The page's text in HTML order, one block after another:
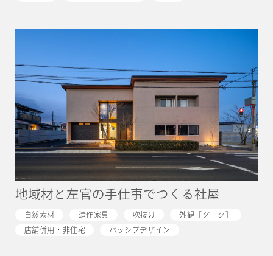
地域材と左官の手仕事でつくる社屋
自然素材 造作家具 吹抜け 外観［ダーク］
店舗併用・非住宅 パッシブデザイン